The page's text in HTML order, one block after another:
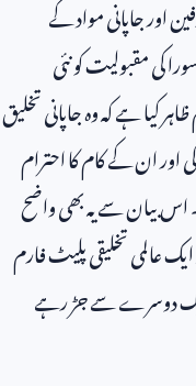
اور جاپانی مواد کے
کی مقبولیت کو نئی
کیا ہے کہ وہ جاپانی تخلیق
ان کے کام کا احترام
بیان سے یہ بھی واضح
عالمی تخلیقی پلیٹ فارم
ایک دوسرے سے جڑ رہے